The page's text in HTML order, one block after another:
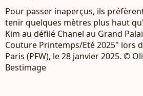
Pour passer inaperçus, ils
tenir quelques mètres plus haut
Kim au défilé Chanel au Grand
Couture Printemps/Eté 2025" lors
Paris (PFW), le 28 janvier 2025. ©
Bestimage